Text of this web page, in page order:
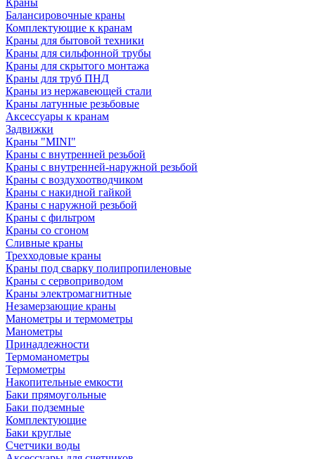
Балансировочные краны
Комплектующие к кранам
Краны для бытовой техники
Краны для сильфонной трубы
Краны для скрытого монтажа
Краны для труб ПНД
Краны из нержавеющей стали
Краны латунные резьбовые
Аксессуары к кранам
Задвижки
Краны "MINI"
Краны с внутренней резьбой
Краны с внутренней-наружной резьбой
Краны с воздухоотводчиком
Краны с накидной гайкой
Краны с наружной резьбой
Краны с фильтром
Краны со сгоном
Сливные краны
Трехходовые краны
Краны под сварку полипропиленовые
Краны с сервоприводом
Краны электромагнитные
Незамерзающие краны
Манометры и термометры
Манометры
Принадлежности
Термоманометры
Термометры
Накопительные емкости
Баки прямоугольные
Баки подземные
Комплектующие
Баки круглые
Счетчики воды